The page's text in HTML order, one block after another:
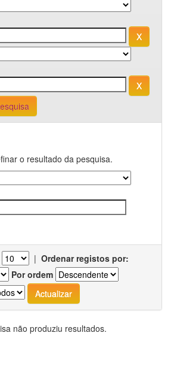
o resultado da pesquisa.
| Ordenar registos por:
Por ordem
não produziu resultados.